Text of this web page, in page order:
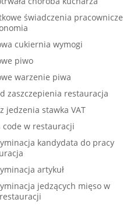
świadczenia pracownicze
cukiernia wymogi
piwo
warzenie piwa
zaszczepienia restauracja
jedzenia stawka VAT
code w restauracji
kandydata do pracy
artykuł
jedzących mięso w